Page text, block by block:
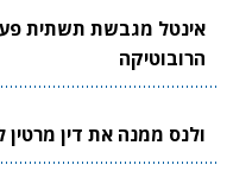
אינטל מגבשת תשתית
הרובוטיקה
ולנס ממנה את דין